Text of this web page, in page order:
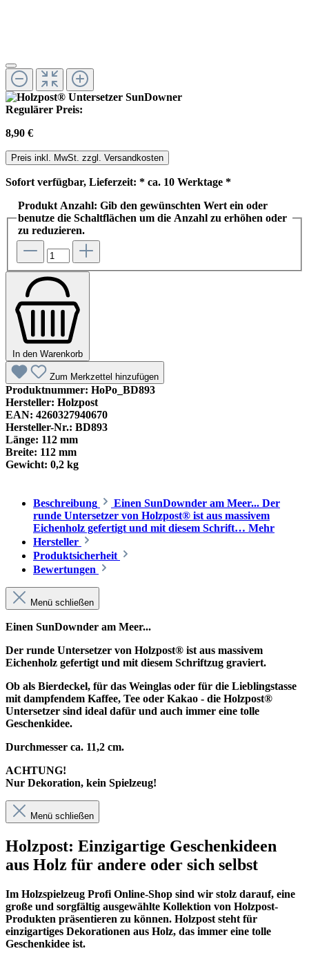
Regulärer Preis:
8,90 €
Preis inkl. MwSt. zzgl. Versandkosten
Sofort verfügbar, Lieferzeit: * ca. 10 Werktage *
Produkt Anzahl: Gib den gewünschten Wert ein oder
benutze die Schaltflächen um die Anzahl zu erhöhen oder
zu reduzieren.
In den Warenkorb
Zum Merkzettel hinzufügen
Produktnummer: HoPo_BD893
Hersteller: Holzpost
EAN: 4260327940670
Hersteller-Nr.: BD893
Länge: 112 mm
Breite: 112 mm
Gewicht: 0,2 kg
Beschreibung
Einen SunDownder am Meer... Der
runde Untersetzer von Holzpost® ist aus massivem
Eichenholz gefertigt und mit diesem Schrift… Mehr
Hersteller
Produktsicherheit
Bewertungen
Menü schließen
Einen SunDownder am Meer...
Der runde Untersetzer von Holzpost® ist aus massivem
Eichenholz gefertigt und mit diesem Schriftzug graviert.
Ob als Bierdeckel, für das Weinglas oder für die Lieblingstasse
mit dampfendem Kaffee, Tee oder Kakao - die Holzpost®
Untersetzer sind ideal dafür und auch immer eine tolle
Geschenkidee.
Durchmesser ca. 11,2 cm.
ACHTUNG!
Nur Dekoration, kein Spielzeug!
Menü schließen
Holzpost: Einzigartige Geschenkideen
aus Holz für andere oder sich selbst
Im Holzspielzeug Profi Online-Shop sind wir stolz darauf, eine
große und sorgfältig ausgewählte Kollektion von Holzpost-
Produkten präsentieren zu können. Holzpost steht für
einzigartiges Dekorationen aus Holz, das immer eine tolle
Geschenkidee ist.